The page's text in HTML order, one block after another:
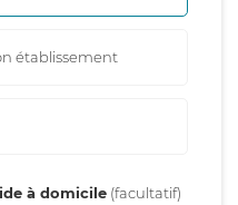
établissement
à domicile